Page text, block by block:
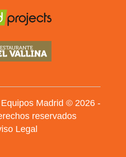
Madrid © 2026 -
reservados
Legal